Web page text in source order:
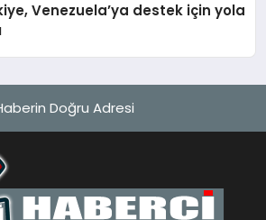
Venezuela’ya destek için yola
Doğru Adresi